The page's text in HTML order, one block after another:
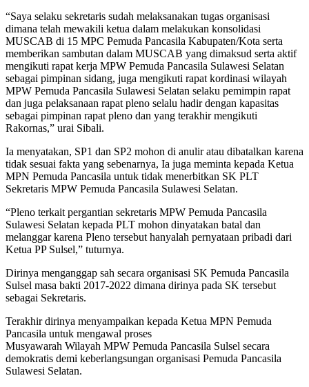
“Saya selaku sekretaris sudah melaksanakan tugas organisasi
dimana telah mewakili ketua dalam melakukan konsolidasi
MUSCAB di 15 MPC Pemuda Pancasila Kabupaten/Kota serta
memberikan sambutan dalam MUSCAB yang dimaksud serta aktif
mengikuti rapat kerja MPW Pemuda Pancasila Sulawesi Selatan
sebagai pimpinan sidang, juga mengikuti rapat kordinasi wilayah
MPW Pemuda Pancasila Sulawesi Selatan selaku pemimpin rapat
dan juga pelaksanaan rapat pleno selalu hadir dengan kapasitas
sebagai pimpinan rapat pleno dan yang terakhir mengikuti
Rakornas,” urai Sibali.
Ia menyatakan, SP1 dan SP2 mohon di anulir atau dibatalkan karena
tidak sesuai fakta yang sebenarnya, Ia juga meminta kepada Ketua
MPN Pemuda Pancasila untuk tidak menerbitkan SK PLT
Sekretaris MPW Pemuda Pancasila Sulawesi Selatan.
“Pleno terkait pergantian sekretaris MPW Pemuda Pancasila
Sulawesi Selatan kepada PLT mohon dinyatakan batal dan
melanggar karena Pleno tersebut hanyalah pernyataan pribadi dari
Ketua PP Sulsel,” tuturnya.
Dirinya menganggap sah secara organisasi SK Pemuda Pancasila
Sulsel masa bakti 2017-2022 dimana dirinya pada SK tersebut
sebagai Sekretaris.
Terakhir dirinya menyampaikan kepada Ketua MPN Pemuda
Pancasila untuk mengawal proses
Musyawarah Wilayah MPW Pemuda Pancasila Sulsel secara
demokratis demi keberlangsungan organisasi Pemuda Pancasila
Sulawesi Selatan.